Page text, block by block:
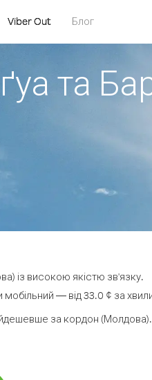
Viber Out Блог
та
із високою якістю зв'язку.
— від 33.0 ¢ за
за кордон (Молдова).